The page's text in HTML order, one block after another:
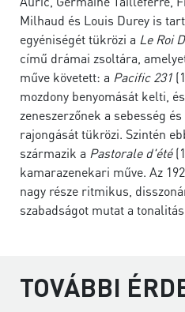
Milhaud és Louis Durey is
egyéniségét tükrözi a Le Roi
című drámai zsoltára,
műve követett: a Pacific 231
mozdony benyomását kelti,
zeneszerzőnek a sebesség
rajongását tükrözi. Szintén
származik a Pastorale d'été
kamarazenekari műve. Az
nagy része ritmikus,
szabadságot mutat a
TOVÁBBI